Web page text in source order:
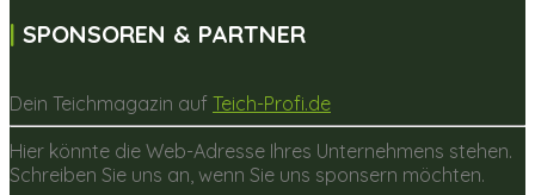
SPONSOREN & PARTNER
Dein Teichmagazin auf Teich-Profi.de
Hier könnte die Web-Adresse Ihres Unternehmens stehen.
Schreiben Sie uns an, wenn Sie uns sponsern möchten.